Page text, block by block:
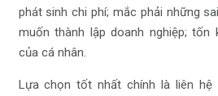
phát sinh chi phí; mắc phải những
muốn thành lập doanh nghiệp; tốn
của cá nhân.
Lựa chọn tốt nhất chính là liên hệ